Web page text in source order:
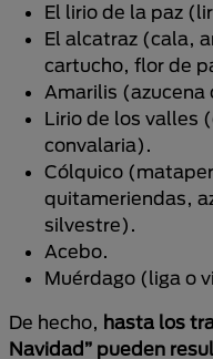
El lirio de la paz
El alcatraz (cala,
cartucho, flor de
Amarilis
Lirio de los valles
convalaria).
Cólquico
quitameriendas,
silvestre).
Acebo.
Muérdago (liga o
De hecho, hasta los
Navidad” pueden